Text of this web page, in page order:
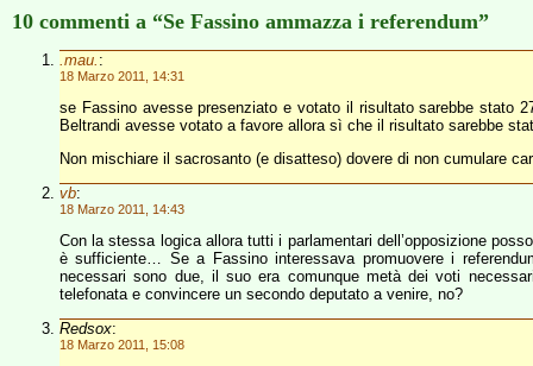
10 commenti a “Se Fassino ammazza i referendum”
.mau. :
18 Marzo 2011, 14:31
se Fassino avesse presenziato e votato il risultato sarebbe stato
Beltrandi avesse votato a favore allora sì che il risultato sarebbe
Non mischiare il sacrosanto (e disatteso) dovere di non cumulare
vb:
18 Marzo 2011, 14:43
Con la stessa logica allora tutti i parlamentari dell’opposizione
è sufficiente… Se a Fassino interessava promuovere i
necessari sono due, il suo era comunque metà dei voti
telefonata e convincere un secondo deputato a venire, no?
Redsox:
18 Marzo 2011, 15:08